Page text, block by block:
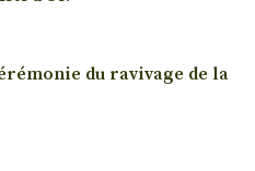
du ravivage de la